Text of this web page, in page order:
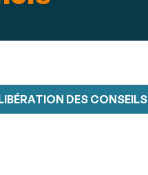
DES CONSEILS